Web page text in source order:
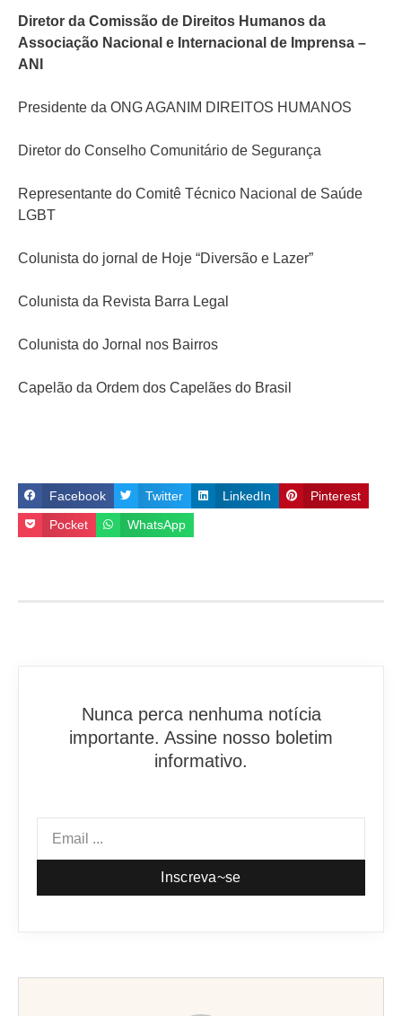
Diretor da Comissão de Direitos Humanos da
Associação Nacional e Internacional de Imprensa –
ANI
Presidente da ONG AGANIM DIREITOS HUMANOS
Diretor do Conselho Comunitário de Segurança
Representante do Comitê Técnico Nacional de Saúde
LGBT
Colunista do jornal de Hoje “Diversão e Lazer”
Colunista da Revista Barra Legal
Colunista do Jornal nos Bairros
Capelão da Ordem dos Capelães do Brasil
Facebook Twitter LinkedIn Pinterest
Pocket WhatsApp
Nunca perca nenhuma notícia
importante. Assine nosso boletim
informativo.
Inscreva~se